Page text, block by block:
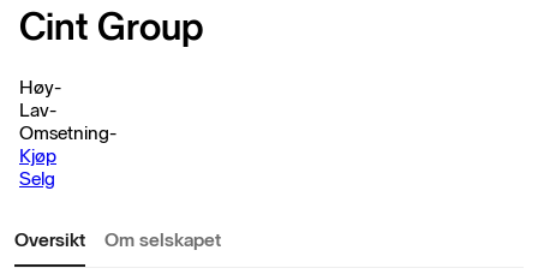
Cint Group
Høy-
Lav-
Omsetning-
Kjøp
Selg
Oversikt Om selskapet